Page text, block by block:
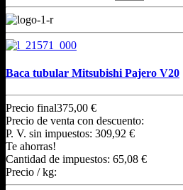
Baca tubular Mitsubishi Pajero V20
Precio final375,00 €
Precio de venta con descuento:
P. V. sin impuestos: 309,92 €
Te ahorras!
Cantidad de impuestos: 65,08 €
Precio / kg: